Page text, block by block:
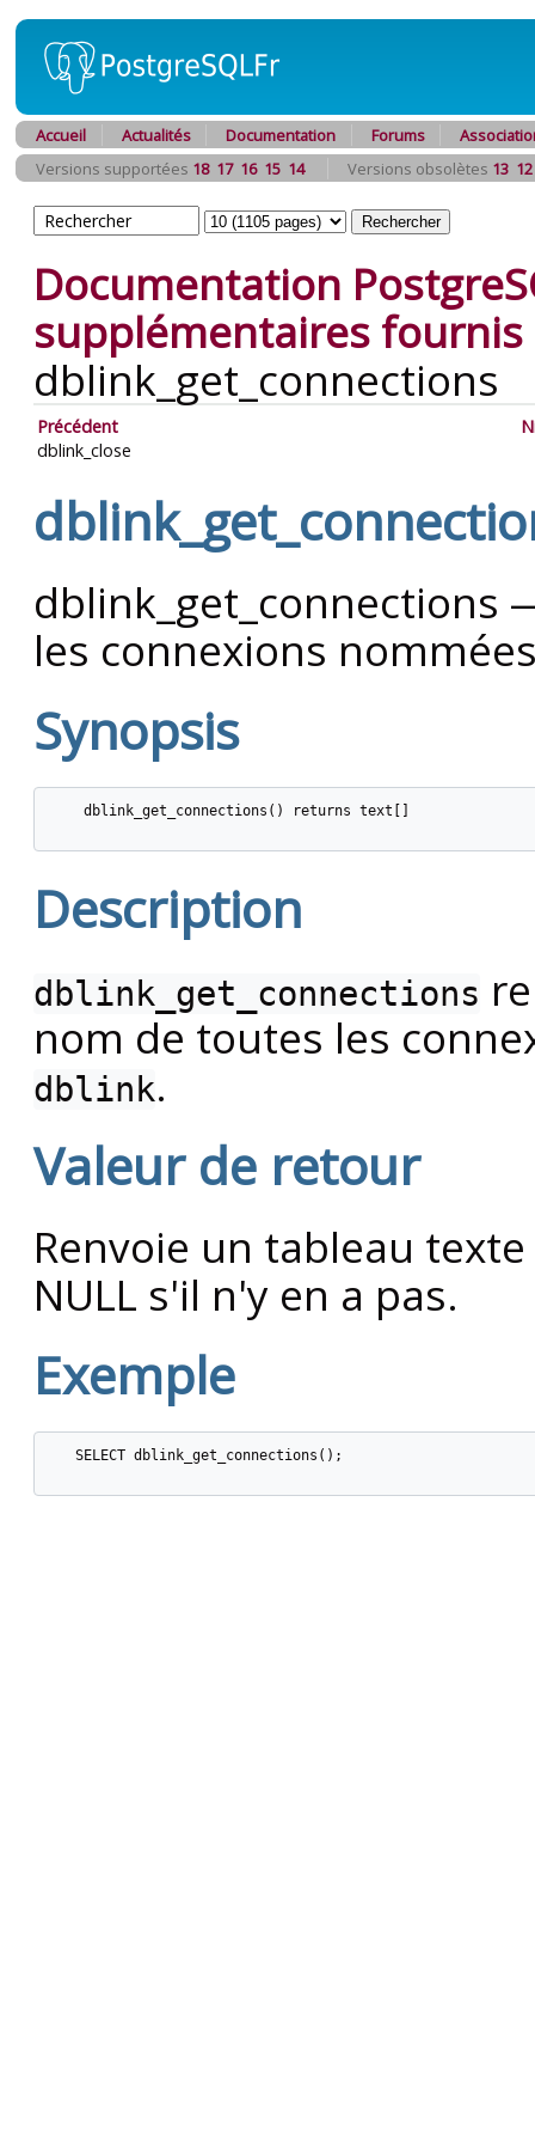
Accueil Actualités Documentation Forums
Versions supportées 18 17 16 15 14 Versions obsolètes 13 12
Documentation
supplémentaires fournis
dblink_get_connections
Précédent
dblink_close
dblink_get_connections
les connexions
Synopsis
    dblink_get_connections() returns text[]
Description
dblink_get_connections
nom de toutes les
dblink.
Valeur de retour
Renvoie un tableau
NULL s'il n'y en a pas.
Exemple
   SELECT dblink_get_connections();